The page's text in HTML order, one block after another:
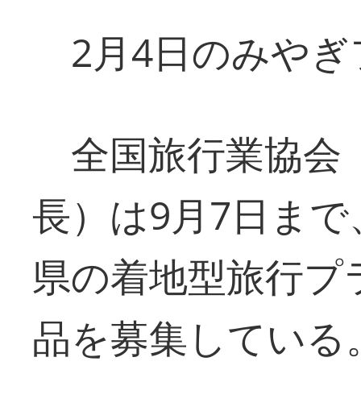
2月4日のみやぎ
全国旅行業協会
長）は9月7日ま
県の着地型旅行
品を募集している